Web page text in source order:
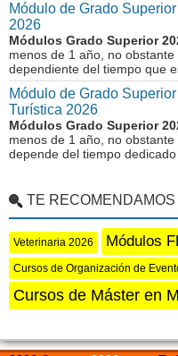
Módulo de Grado
2026
Módulos Grado Superior
menos de 1 año, no
dependiente del tiempo que
Módulo de Grado
Turística 2026
Módulos Grado Superior
menos de 1 año, no
depende del tiempo
TE RECOMENDAMOS
Veterinaria 2026 Módulos
Cursos de Organización de
Cursos de Máster en